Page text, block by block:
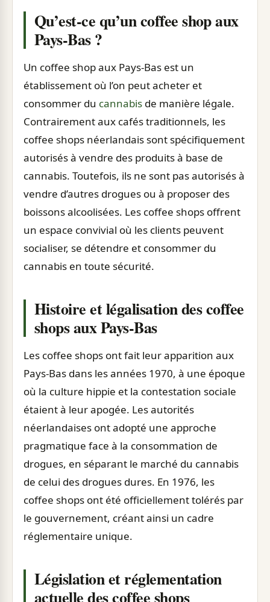
Qu’est-ce qu’un coffee shop aux
Pays-Bas ?
Un coffee shop aux Pays-Bas est un
établissement où l’on peut acheter et
consommer du cannabis de manière légale.
Contrairement aux cafés traditionnels, les
coffee shops néerlandais sont spécifiquement
autorisés à vendre des produits à base de
cannabis. Toutefois, ils ne sont pas autorisés à
vendre d’autres drogues ou à proposer des
boissons alcoolisées. Les coffee shops offrent
un espace convivial où les clients peuvent
socialiser, se détendre et consommer du
cannabis en toute sécurité.
Histoire et légalisation des coffee
shops aux Pays-Bas
Les coffee shops ont fait leur apparition aux
Pays-Bas dans les années 1970, à une époque
où la culture hippie et la contestation sociale
étaient à leur apogée. Les autorités
néerlandaises ont adopté une approche
pragmatique face à la consommation de
drogues, en séparant le marché du cannabis
de celui des drogues dures. En 1976, les
coffee shops ont été officiellement tolérés par
le gouvernement, créant ainsi un cadre
réglementaire unique.
Législation et réglementation
actuelle des coffee shops